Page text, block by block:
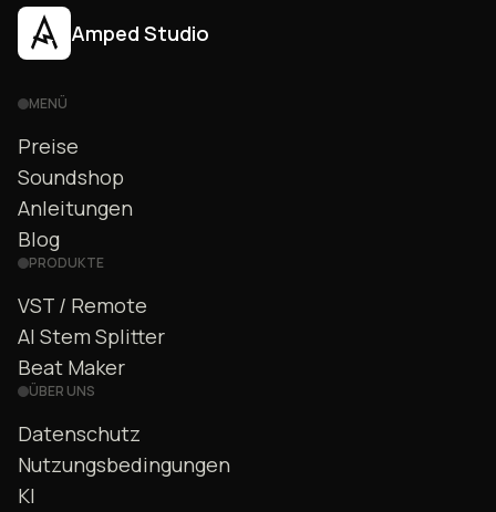
Amped Studio
MENÜ
Preise
Soundshop
Anleitungen
Blog
PRODUKTE
VST / Remote
AI Stem Splitter
Beat Maker
ÜBER UNS
Datenschutz
Nutzungsbedingungen
KI